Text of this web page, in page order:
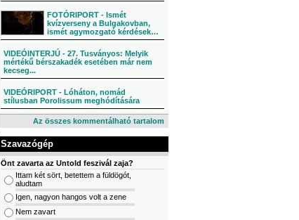
FOTÓRIPORT - Ismét
kvízverseny a Bulgakovban,
ismét agymozgató kérdések…
VIDEÓINTERJÚ - 27. Tusványos: Melyik
mértékű bérszakadék esetében már nem
kecseg...
VIDEÓRIPORT - Lóháton, nomád
stílusban Porolissum meghódítására
Az összes kommentálható tartalom
Szavazógép
Önt zavarta az Untold feszivál zaja?
Ittam két sört, betettem a füldögót,
aludtam
Igen, nagyon hangos volt a zene
Nem zavart